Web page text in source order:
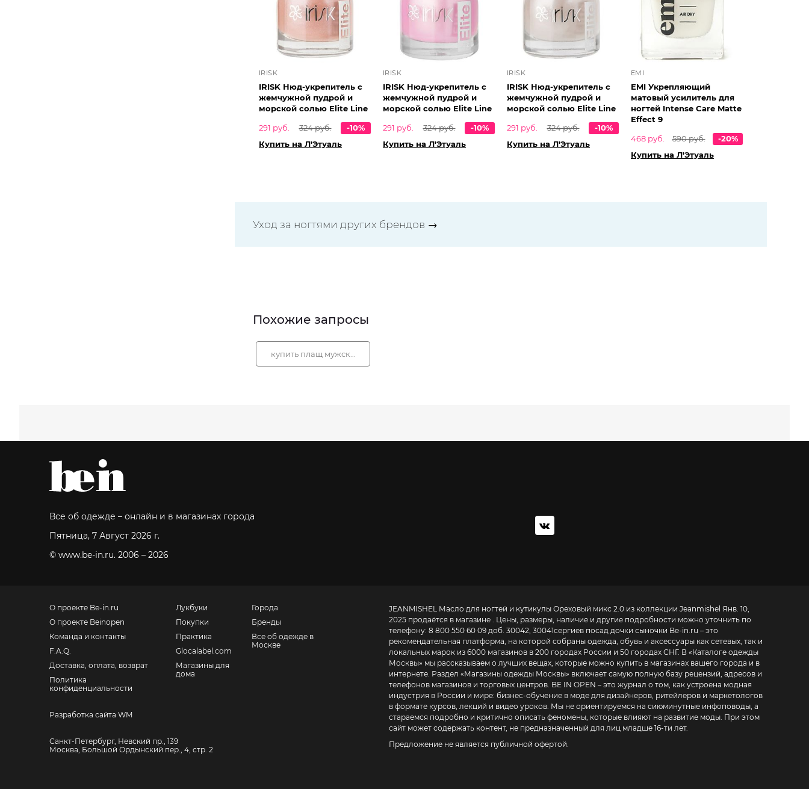
IRISK
IRISK Нюд-укрепитель с
жемчужной пудрой и
морской солью Elite Line
291 руб.
324 руб.
-10%
Купить на Л'Этуаль
IRISK
IRISK Нюд-укрепитель с
жемчужной пудрой и
морской солью Elite Line
291 руб.
324 руб.
-10%
Купить на Л'Этуаль
IRISK
IRISK Нюд-укрепитель с
жемчужной пудрой и
морской солью Elite Line
291 руб.
324 руб.
-10%
Купить на Л'Этуаль
EMI
EMI Укрепляющий
матовый усилитель для
ногтей Intense Care Matte
Effect 9
468 руб.
590 руб.
-20%
Купить на Л'Этуаль
Уход за ногтями других брендов →
Похожие запросы
купить плащ мужской
Все об одежде – онлайн и в магазинах города
Пятница, 7 Август 2026 г.
© www.be-in.ru. 2006 – 2026
О проекте Be-in.ru
О проекте Beinopen
Команда и контакты
F.A.Q.
Доставка, оплата, возврат
Политика
конфиденциальности
Лукбуки
Покупки
Практика
Glocalabel.com
Магазины для
дома
Города
Бренды
Все об одежде в
Москве
Разработка сайта WM
Санкт-Петербург, Невский пр., 139
Москва, Большой Ордынский пер., 4, стр. 2
JEANMISHEL Масло для ногтей и кутикулы Ореховый микс 2.0 из коллекции Jeanmishel Янв. 10,
2025 продаётся в магазине . Цены, размеры, наличие и другие подробности можно уточнить по
телефону: 8 800 550 60 09 доб. 30042, 30041сергиев посад дочки сыночки Be-in.ru – это
рекомендательная платформа, на которой собраны одежда, обувь и аксессуары как сетевых, так и
локальных марок из 6000 магазинов в 200 городах России и 50 городах СНГ. В «Каталоге одежды
Москвы» мы рассказываем о лучших вещах, которые можно купить в магазинах вашего города и в
интернете. Раздел «Магазины одежды Москвы» включает самую полную базу рецензий, адресов и
телефонов магазинов и торговых центров. BE IN OPEN – это журнал о том, как устроена модная
индустрия в России и мире: бизнес-обучение в моде для дизайнеров, ритейлеров и маркетологов
в формате курсов, лекций и видео уроков. Мы не ориентируемся на сиюминутные инфоповоды, а
стараемся подробно и критично описать феномены, которые влияют на развитие моды. При этом
сайт может содержать контент, не предназначенный для лиц младше 16-ти лет.
Предложение не является публичной офертой.